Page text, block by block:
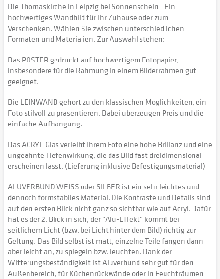
Die Thomaskirche in Leipzig bei Sonnenschein - Ein
hochwertiges Wandbild für Ihr Zuhause oder zum
Verschenken. Wählen Sie zwischen unterschiedlichen
Formaten und Materialien. Zur Auswahl stehen:
Das POSTER gedruckt auf hochwertigem Fotopapier,
insbesondere für die Rahmung in einem Bilderrahmen gut
geeignet.
Die LEINWAND gehört zu den klassischen Möglichkeiten, ein
Foto stilvoll zu präsentieren. Dabei überzeugen Preis und die
einfache Aufhängung.
Das ACRYL-Glas verleiht Ihrem Foto eine hohe Brillanz und eine
ungeahnte Tiefenwirkung, die das Bild fast dreidimensional
erscheinen lässt. (Lieferung inklusive Befestigungsmaterial)
ALUVERBUND WEISS oder SILBER ist ein sehr leichtes und
dennoch formstabiles Material. Die Kontraste und Details sind
auf den ersten Blick nicht ganz so sichtbar wie auf Acryl. Dafür
hat es der 2. Blick in sich, der "Alu-Effekt" kommt bei
seitlichem Licht (bzw. bei Licht hinter dem Bild) richtig zur
Geltung. Das Bild selbst ist matt, einzelne Teile fangen dann
aber leicht an, zu spiegeln bzw. leuchten. Dank der
Witterungsbeständigkeit ist Aluverbund sehr gut für den
Außenbereich, für Küchenrückwände oder in Feuchträumen